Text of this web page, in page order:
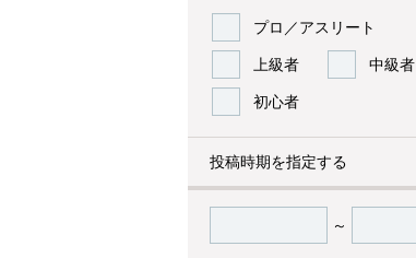
プロ／アスリート
上級者 中級者
初心者
投稿時期を指定する
～